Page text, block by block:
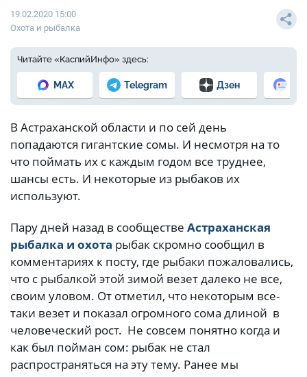
19.02.2020 15:00
Охота и рыбалка
Читайте «КаспийИнфо» здесь:
MAX Telegram Дзен
В Астраханской области и по сей день
попадаются гигантские сомы. И несмотря на то
что поймать их с каждым годом все труднее,
шансы есть. И некоторые из рыбаков их
используют.
Пару дней назад в сообществе Астраханская
рыбалка и охота рыбак скромно сообщил в
комментариях к посту, где рыбаки пожаловались,
что с рыбалкой этой зимой везет далеко не все,
своим уловом. От отметил, что некоторым все-
таки везет и показал огромного сома длиной в
человеческий рост. Не совсем понятно когда и
как был пойман сом: рыбак не стал
распространяться на эту тему. Ранее мы